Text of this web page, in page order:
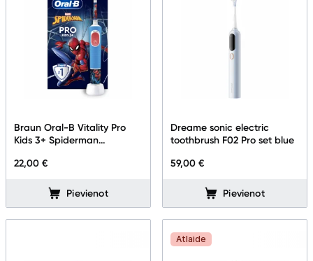
Braun Oral-B Vitality Pro
Kids 3+ Spiderman
22,00 €
Pievienot
Dreame sonic electric
toothbrush F02 Pro set blue
59,00 €
Pievienot
Atlaide